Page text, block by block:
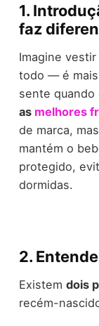
1.
faz
Imagine
todo — é mais
sente quando
as melhores
de marca,
mantém o
protegido,
dormidas.
2.
Existem dois
recém-